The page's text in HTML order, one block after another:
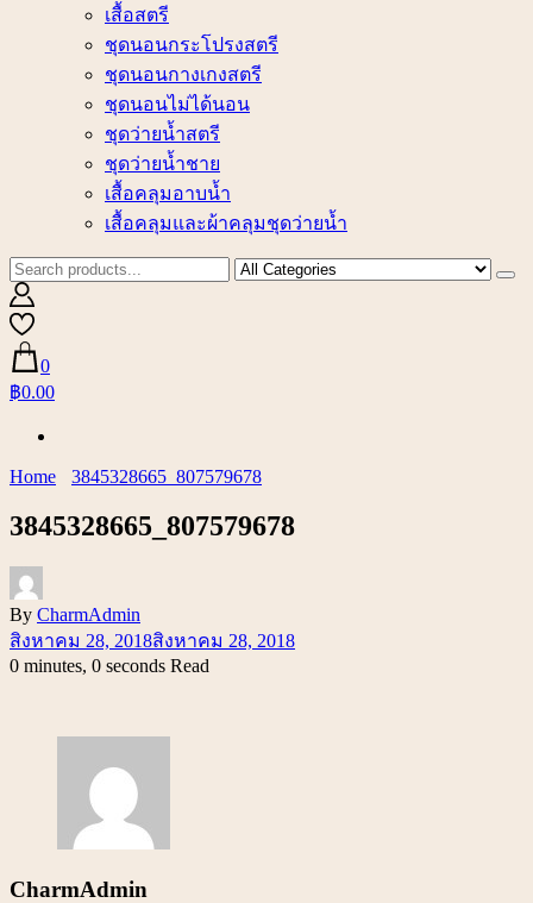
เสื้อสตรี
ชุดนอนกระโปรงสตรี
ชุดนอนกางเกงสตรี
ชุดนอนไม่ได้นอน
ชุดว่ายน้ำสตรี
ชุดว่ายน้ำชาย
เสื้อคลุมอาบน้ำ
เสื้อคลุมและผ้าคลุมชุดว่ายน้ำ
0
฿0.00
Home 3845328665_807579678
3845328665_807579678
By CharmAdmin
สิงหาคม 28, 2018สิงหาคม 28, 2018
0 minutes, 0 seconds Read
CharmAdmin